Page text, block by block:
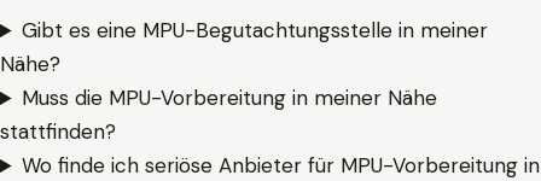
Gibt es eine MPU-Begutachtungsstelle in meiner
Nähe?
Muss die MPU-Vorbereitung in meiner Nähe
stattfinden?
Wo finde ich seriöse Anbieter für MPU-Vorbereitung in